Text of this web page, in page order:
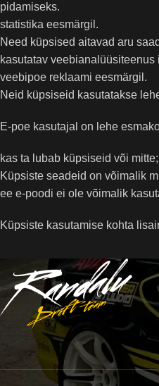
pidamiseks.
statistika eesmärgil.
Need küpsised aitavad aru
kasutatav veebianalüüsiteenus
veebipoe reklaami eesmärgil.
Neid küpsiseid kasutatakse
E-poe kasutajal on lehe
kas ta lubab küpsiseid või mitte;
Küpsiste seadeid on võimalik
ee e-poodi ei ole võimalik
Küpsiste kasutamise kohta